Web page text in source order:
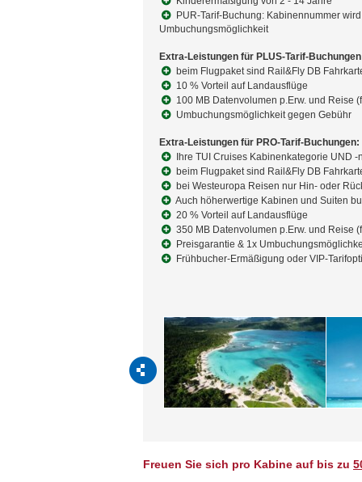
PUR-Tarif-Buchung: Kabinennummer
Umbuchungsmöglichkeit
Extra-Leistungen für PLUS-Tarif-Buchungen
beim Flugpaket sind Rail&Fly DB
10 % Vorteil auf Landausflüge
100 MB Datenvolumen p.Erw. und Reise
Umbuchungsmöglichkeit gegen Gebühr
Extra-Leistungen für PRO-Tarif-Buchungen:
Ihre TUI Cruises Kabinenkategorie UND
beim Flugpaket sind Rail&Fly DB
bei Westeuropa Reisen nur Hin- oder
Auch höherwertige Kabinen und Suiten
20 % Vorteil auf Landausflüge
350 MB Datenvolumen p.Erw. und Reise
Preisgarantie & 1x
Frühbucher-Ermäßigung oder VIP-
Freuen Sie sich pro Kabine auf bis zu